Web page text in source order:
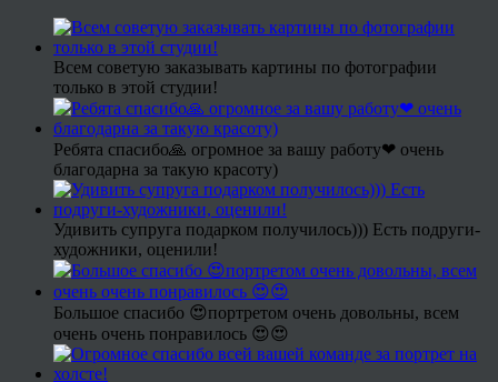
Всем советую заказывать картины по фотографии
только в этой студии!
Ребята спасибо🙏 огромное за вашу работу❤ очень
благодарна за такую красоту)
Удивить супруга подарком получилось))) Есть подруги-
художники, оценили!
Большое спасибо 😍портретом очень довольны, всем
очень очень понравилось 😍😍